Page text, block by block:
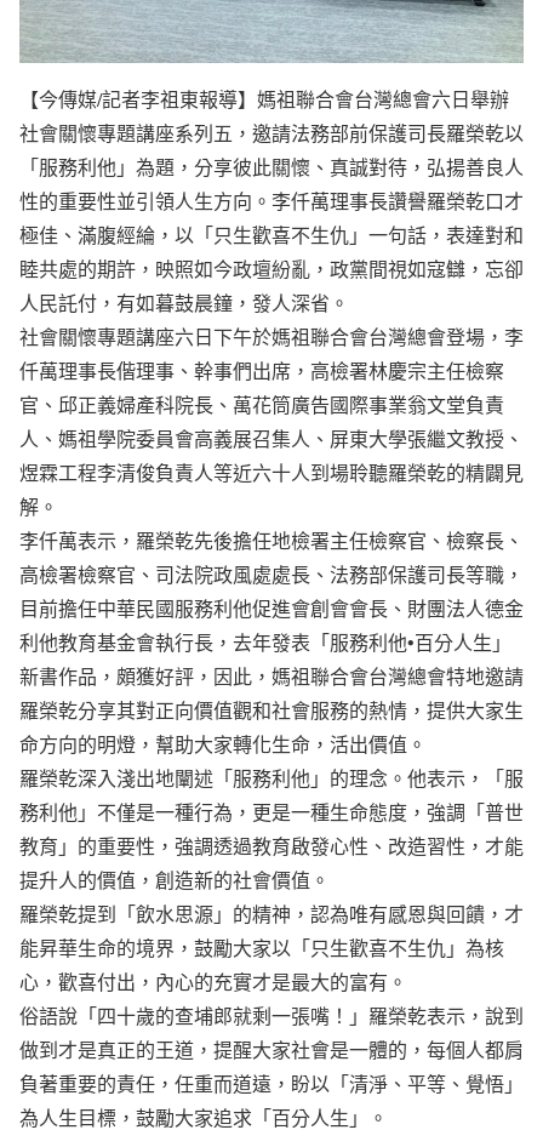
【今傳媒/記者李祖東報導】媽祖聯合會台灣總會六日舉辦
社會關懷專題講座系列五，邀請法務部前保護司長羅榮乾以
「服務利他」為題，分享彼此關懷、真誠對待，弘揚善良人
性的重要性並引領人生方向。李仟萬理事長讚譽羅榮乾口才
極佳、滿腹經綸，以「只生歡喜不生仇」一句話，表達對和
睦共處的期許，映照如今政壇紛亂，政黨間視如寇讎，忘卻
人民託付，有如暮鼓晨鐘，發人深省。
社會關懷專題講座六日下午於媽祖聯合會台灣總會登場，李
仟萬理事長偕理事、幹事們出席，高檢署林慶宗主任檢察
官、邱正義婦產科院長、萬花筒廣告國際事業翁文堂負責
人、媽祖學院委員會高義展召集人、屏東大學張繼文教授、
煜霖工程李清俊負責人等近六十人到場聆聽羅榮乾的精闢見
解。
李仟萬表示，羅榮乾先後擔任地檢署主任檢察官、檢察長、
高檢署檢察官、司法院政風處處長、法務部保護司長等職，
目前擔任中華民國服務利他促進會創會會長、財團法人德金
利他教育基金會執行長，去年發表「服務利他•百分人生」
新書作品，頗獲好評，因此，媽祖聯合會台灣總會特地邀請
羅榮乾分享其對正向價值觀和社會服務的熱情，提供大家生
命方向的明燈，幫助大家轉化生命，活出價值。
羅榮乾深入淺出地闡述「服務利他」的理念。他表示，「服
務利他」不僅是一種行為，更是一種生命態度，強調「普世
教育」的重要性，強調透過教育啟發心性、改造習性，才能
提升人的價值，創造新的社會價值。
羅榮乾提到「飲水思源」的精神，認為唯有感恩與回饋，才
能昇華生命的境界，鼓勵大家以「只生歡喜不生仇」為核
心，歡喜付出，內心的充實才是最大的富有。
俗語說「四十歲的查埔郎就剩一張嘴！」羅榮乾表示，說到
做到才是真正的王道，提醒大家社會是一體的，每個人都肩
負著重要的責任，任重而道遠，盼以「清淨、平等、覺悟」
為人生目標，鼓勵大家追求「百分人生」。